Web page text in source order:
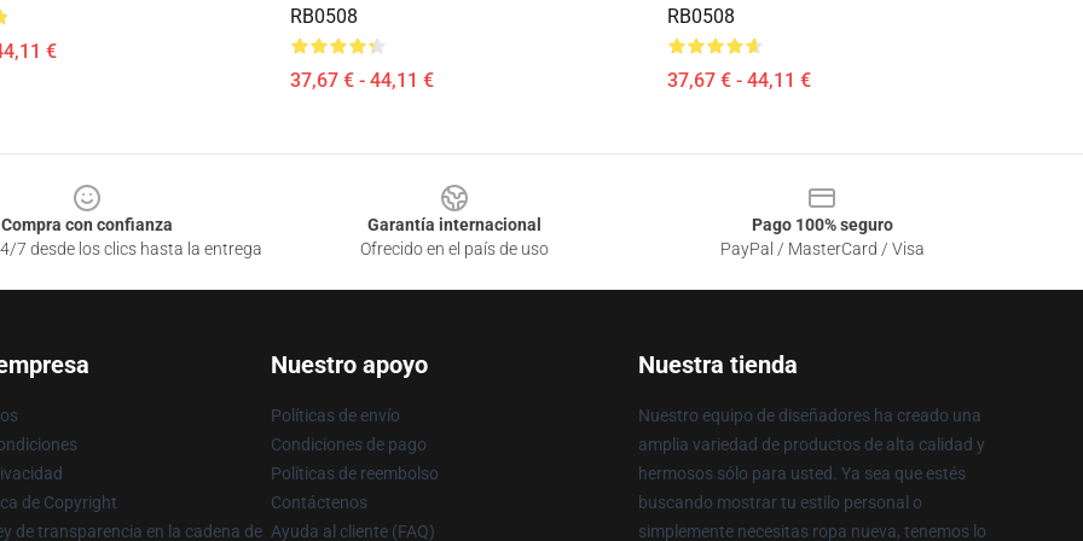
€
RB0508
37,67 € - 44,11 €
RB0508
37,67 € - 44,11 €
Compra con confianza
7 desde los clics hasta la entrega
Garantía internacional
Ofrecido en el país de uso
Pago 100% seguro
PayPal / MasterCard / Visa
de Copyright
de transparencia en la cadena de
Nuestro apoyo
Políticas de envío
Condiciones de pago
Políticas de reembolso
Contáctenos
Ayuda al cliente (FAQ)
Nuestra tienda
Nuestro equipo de diseñadores ha creado una
amplia variedad de productos de alta calidad y
hermosos sólo para usted. Ya sea que estés
buscando mostrar tu estilo personal o
simplemente necesitas ropa nueva, tenemos lo